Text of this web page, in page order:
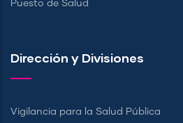
Puesto de Salud
Dirección y Divisiones
Vigilancia para la Salud Pública